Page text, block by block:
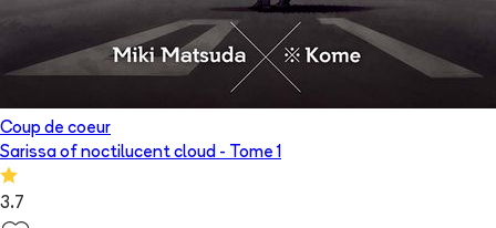
Coup de coeur
Sarissa of noctilucent cloud - Tome 1
3.7